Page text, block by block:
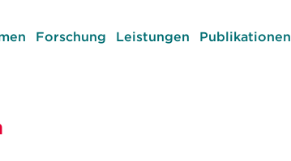
Forschung Leistungen Publikationen